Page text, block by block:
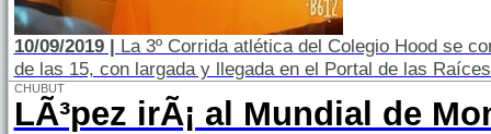
10/09/2019 | La 3º Corrida atlética del Colegio Hood se
de las 15, con largada y llegada en el Portal de las
CHUBUT
LÃ³pez irÃ¡ al Mundial de